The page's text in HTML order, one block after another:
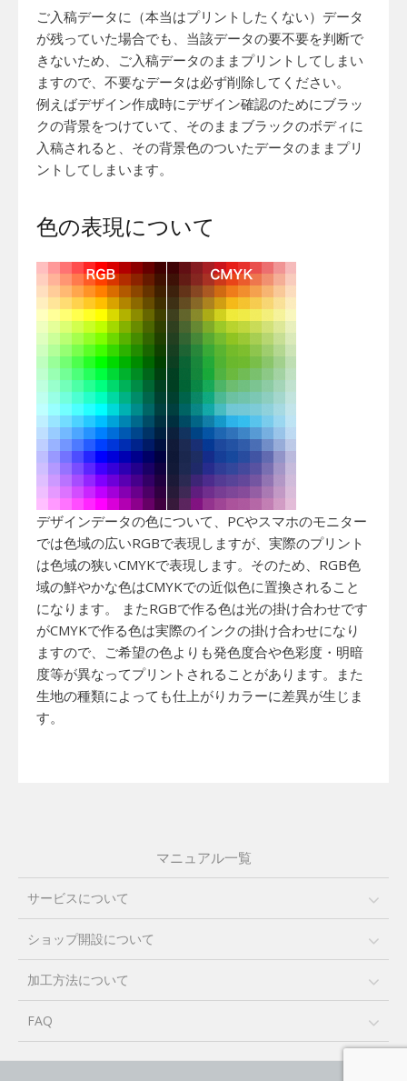
ご入稿データに（本当はプリントしたくない）データ
が残っていた場合でも、当該データの要不要を判断で
きないため、ご入稿データのままプリントしてしまい
ますので、不要なデータは必ず削除してください。
例えばデザイン作成時にデザイン確認のためにブラッ
クの背景をつけていて、そのままブラックのボディに
入稿されると、その背景色のついたデータのままプリ
ントしてしまいます。
色の表現について
デザインデータの色について、PCやスマホのモニター
では色域の広いRGBで表現しますが、実際のプリント
は色域の狭いCMYKで表現します。そのため、RGB色
域の鮮やかな色はCMYKでの近似色に置換されること
になります。 またRGBで作る色は光の掛け合わせです
がCMYKで作る色は実際のインクの掛け合わせになり
ますので、ご希望の色よりも発色度合や色彩度・明暗
度等が異なってプリントされることがあります。また
生地の種類によっても仕上がりカラーに差異が生じま
す。
マニュアル一覧
サービスについて
ショップ開設について
加工方法について
FAQ